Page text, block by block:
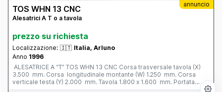
annuncio
TOS WHN 13 CNC
Alesatrici A T o a tavola
prezzo su richiesta
Localizzazione: 🇮🇹 Italia, Arluno
Anno 1996
ALESATRICE A “T” TOS WHN 13 CNC Corsa trasversale tavola (X)
3.500 mm. Corsa longitudinale montante (W) 1.250 mm. Corsa
verticale testa (Y) 2.000 mm. Tavola 1.800 x 1.600 mm. Portata
tavola 12 tonn. Corsa mandrino (Z) 800 mm. Ø mandrino 130 mm.